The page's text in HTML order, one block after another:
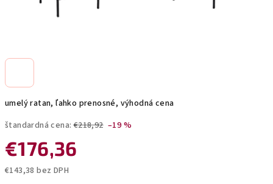
umelý ratan, ľahko prenosné, výhodná cena
štandardná cena: €218,92 –19 %
€176,36
€143,38 bez DPH